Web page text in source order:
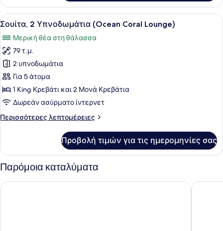
στη
Θάλασσα
Δωμάτιο,
King
Μπαλκόνι,
Θέα
στη
Θάλασσα
Προβολή
όλων
των
φωτογραφιών
για
Σουίτα,
2
Υπνοδωμάτια
(Ocean
Coral
Ένα στρωμένο κρεβάτι με
8
Σουίτα, 2 Υπνοδωμάτια (Ocean Coral Lounge)
Μερική θέα στη θάλασσα
79 τ.μ.
2 υπνοδωμάτια
Για 5 άτομα
1 King Κρεβάτι και 2 Μονά Κρεβάτια
Δωρεάν ασύρματο ίντερνετ
Περισσότερες λεπτομέρειες
Περισσότερες
2
Υπνοδωμάτια
(Ocean
Lounge)
Προβολή τιμών για τις ημερομηνίες σας
Παρόμοια καταλύματα
Diamond Cliff Resort & Spa, Patong Beach Four